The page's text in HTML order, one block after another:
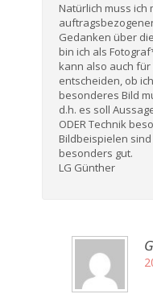
Natürlich muss ich
Gedanken über
bin ich als
kann also auch
entscheiden, ob
besonderes Bild
d.h. es soll
ODER Technik
Bildbeispielen
besonders gut.
LG Günther